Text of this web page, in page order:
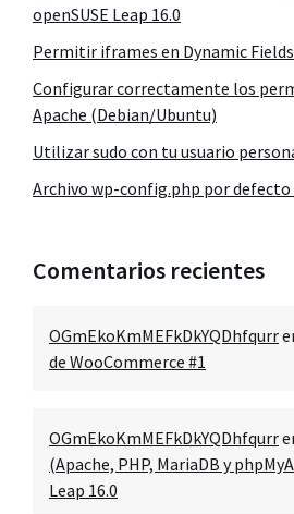
openSUSE Leap 16.0
Permitir iframes en Dynamic
Configurar correctamente los
Apache (Debian/Ubuntu)
Utilizar sudo con tu usuario
Archivo wp-config.php por defecto
Comentarios recientes
OGmEkoKmMEFkDkYQDhfqurr
de WooCommerce #1
OGmEkoKmMEFkDkYQDhfqurr
(Apache, PHP, MariaDB y
Leap 16.0